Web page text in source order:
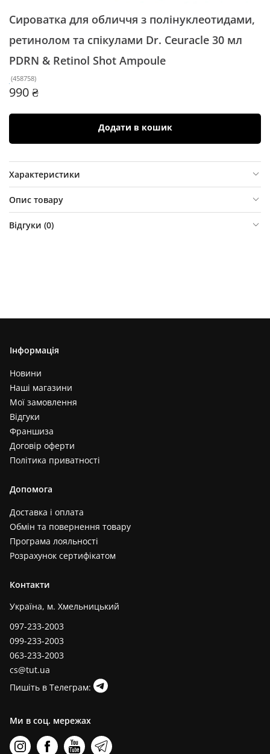
Сироватка для обличчя з полінуклеотидами,
ретинолом та спікулами Dr. Ceuracle 30 мл
PDRN & Retinol Shot Ampoule
(458758)
990 ₴
Додати в кошик
Характеристики
Опис товару
Відгуки (0)
Інформація
Новини
Наші магазини
Мої замовлення
Відгуки
Франшиза
Договір оферти
Політика приватності
Допомога
Доставка і оплата
Обмін та повернення товару
Програма лояльності
Розрахунок сертифікатом
Контакти
Україна, м. Хмельницький
097-233-2003
099-233-2003
063-233-2003
cs@tut.ua
Пишіть в Телеграм:
Ми в соц. мережах